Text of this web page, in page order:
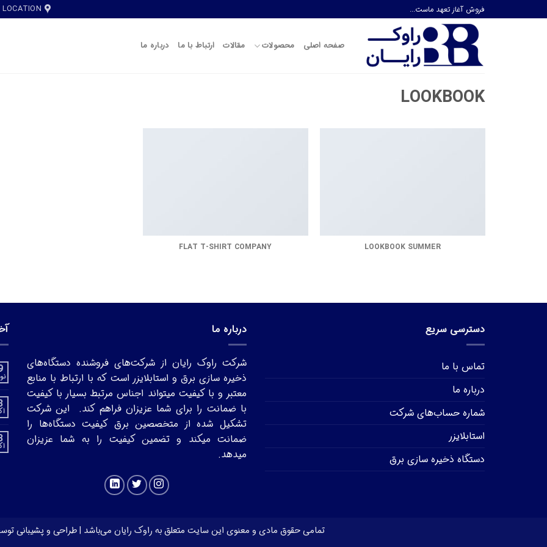
to
فروش آغاز تعهد ماست... LOCATION
صفحه اصلی محصولات مقالات ارتباط با ما درباره ما
LOOKBOOK
LOOKBOOK SUMMER
FLAT T-SHIRT COMPANY
دسترسی سریع
تماس با ما
درباره ما
شماره حساب‌های شرکت
استابلایزر
دستگاه ذخیره سازی برق
درباره ما
شرکت راوک رایان از شرکت‌های فروشنده دستگاه‌های
ذخیره سازی برق و استابلایزر است که با ارتباط با منابع
معتبر و با کیفیت میتواند اجناس مرتبط بسیار با کیفیت
با ضمانت را برای شما عزیزان فراهم کند. این شرکت
تشکیل شده از متخصصین برق کیفیت دستگاه‌ها را
ضمانت میکند و تضمین کیفیت را به شما عزیزان
میدهد.
تمامی حقوق مادی و معنوی این سایت متعلق به راوک رایان می‌باشد |طراحی و پشیبانی